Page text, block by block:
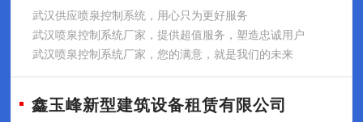
武汉供应喷泉控制系统，用心只为更好服务
武汉喷泉控制系统厂家，提供超值服务，塑造忠诚用户
武汉喷泉控制系统厂家，您的满意，就是我们的未来
鑫玉峰新型建筑设备租赁有限公司